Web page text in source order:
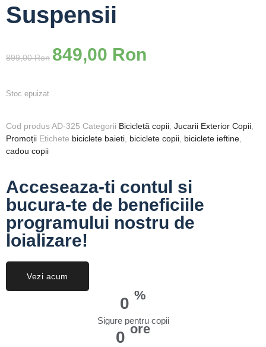
Suspensii
899,00Ron 849,00 Ron
Stoc epuizat
Cod produsAD-325 Categorii Bicicletă copii Jucarii Exterior Copii
Promoții Etichete biciclete baieti biciclete copii biciclete ieftine
cadou copii
Acceseaza-ti contul si
bucura-te de beneficiile
programului nostru de
loializare!
Vezi acum
0 %
Sigure pentru copii
0 ore